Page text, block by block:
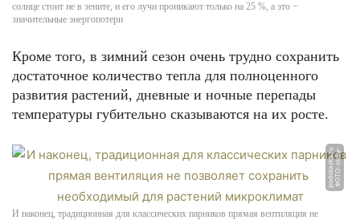
солнце стоит не в зените, и его лучи проникают только на 25 %, а это −
значительные энергопотери
Кроме того, в зимний сезон очень трудно сохранить
достаточное количество тепла для полноценного
развития растений, дневные и ночные перепады
температуры губительно сказываются на их росте.
Ф
О
Т
О:
s
t
r
o
y
-
p
o
d
s
k
a
z
k
a.
r
u
И наконец, традиционная для классических парников прямая вентиляция не